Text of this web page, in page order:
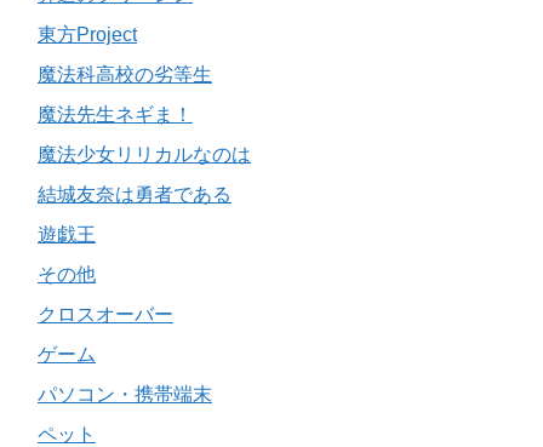
東方Project
魔法科高校の劣等生
魔法先生ネギま！
魔法少女リリカルなのは
結城友奈は勇者である
遊戯王
その他
クロスオーバー
ゲーム
パソコン・携帯端末
ペット